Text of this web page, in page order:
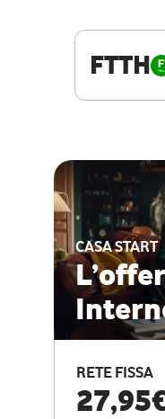
FTTH
CASA START
RETE FISSA